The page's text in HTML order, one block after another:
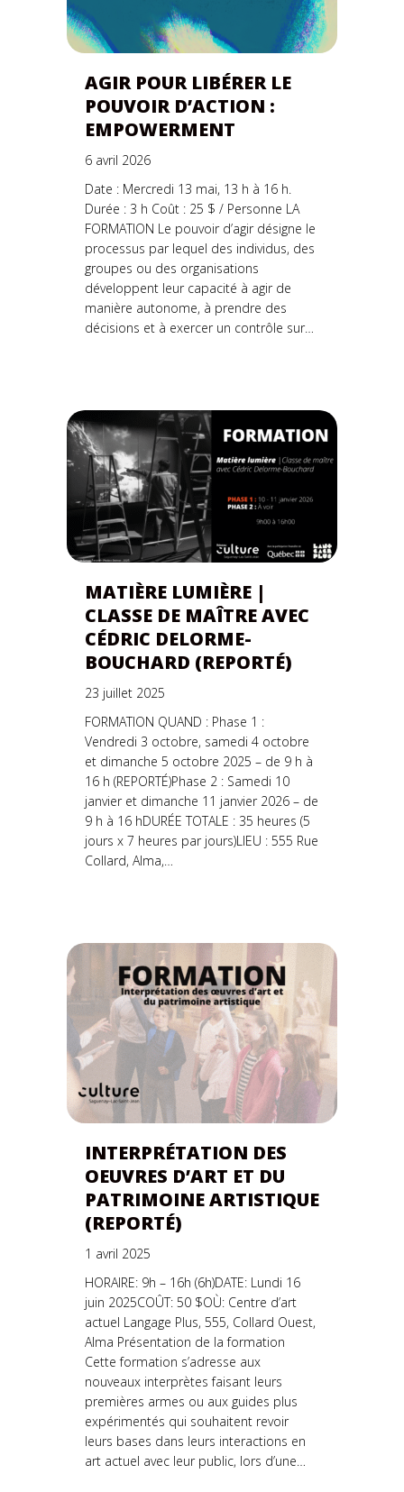
AGIR POUR LIBÉRER LE
POUVOIR D’ACTION :
EMPOWERMENT
6 avril 2026
Date : Mercredi 13 mai, 13 h à 16 h.
Durée : 3 h Coût : 25 $ / Personne LA
FORMATION Le pouvoir d’agir désigne le
processus par lequel des individus, des
groupes ou des organisations
développent leur capacité à agir de
manière autonome, à prendre des
décisions et à exercer un contrôle sur…
MATIÈRE LUMIÈRE |
CLASSE DE MAÎTRE AVEC
CÉDRIC DELORME-
BOUCHARD (REPORTÉ)
23 juillet 2025
FORMATION QUAND : Phase 1 :
Vendredi 3 octobre, samedi 4 octobre
et dimanche 5 octobre 2025 – de 9 h à
16 h (REPORTÉ)Phase 2 : Samedi 10
janvier et dimanche 11 janvier 2026 – de
9 h à 16 hDURÉE TOTALE : 35 heures (5
jours x 7 heures par jours)LIEU : 555 Rue
Collard, Alma,…
INTERPRÉTATION DES
OEUVRES D’ART ET DU
PATRIMOINE ARTISTIQUE
(REPORTÉ)
1 avril 2025
HORAIRE: 9h – 16h (6h)DATE: Lundi 16
juin 2025COÛT: 50 $OÙ: Centre d’art
actuel Langage Plus, 555, Collard Ouest,
Alma Présentation de la formation
Cette formation s’adresse aux
nouveaux interprètes faisant leurs
premières armes ou aux guides plus
expérimentés qui souhaitent revoir
leurs bases dans leurs interactions en
art actuel avec leur public, lors d’une…